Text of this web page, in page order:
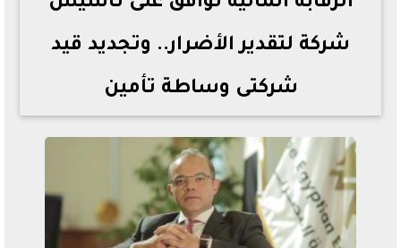
شركة لتقدير الأضرار.. وتجديد قيد
شركتى وساطة تأمين